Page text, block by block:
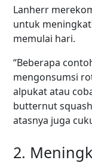
Lanherr
untuk
memulai hari.
“Beberapa
mengonsumsi
alpukat atau
butternut
atasnya juga
2.